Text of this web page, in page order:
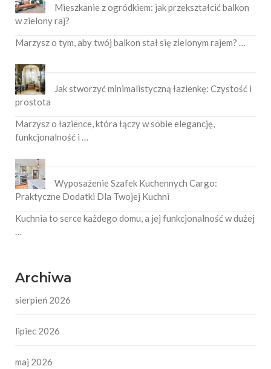
Mieszkanie z ogródkiem: jak przekształcić balkon
w zielony raj?
Marzysz o tym, aby twój balkon stał się zielonym rajem? …
Jak stworzyć minimalistyczną łazienkę: Czystość i
prostota
Marzysz o łazience, która łączy w sobie elegancję,
funkcjonalność i …
Wyposażenie Szafek Kuchennych Cargo:
Praktyczne Dodatki Dla Twojej Kuchni
Kuchnia to serce każdego domu, a jej funkcjonalność w dużej
…
Archiwa
sierpień 2026
lipiec 2026
maj 2026